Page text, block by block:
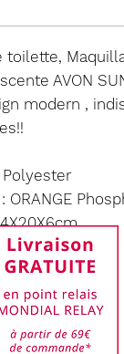
toilette,
AVON
modern ,
ORANGE
Zippé